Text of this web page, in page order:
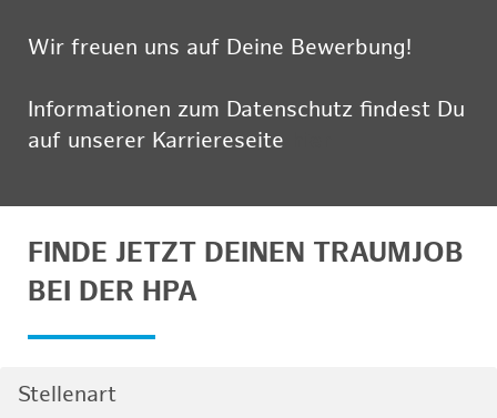
Wir freuen uns auf Deine Bewerbung!
Informationen zum Datenschutz findest Du
auf unserer Karriereseite
FINDE JETZT DEINEN TRAUMJOB
BEI DER HPA
Stellenart